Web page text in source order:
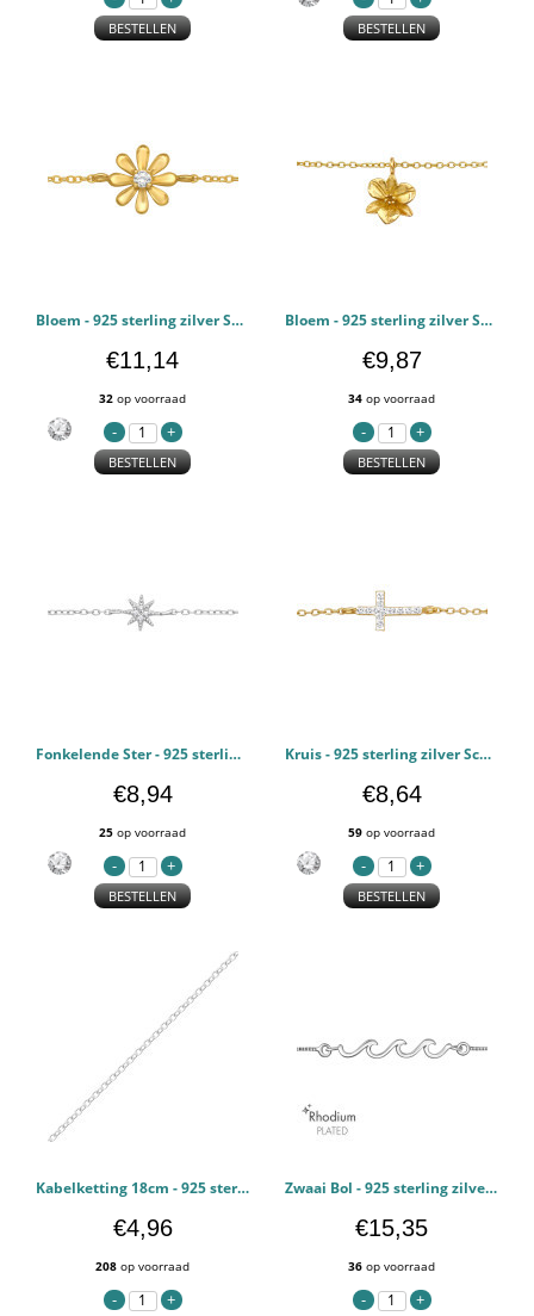
BESTELLEN BESTELLEN
Bloem - 925 sterling zilver Schakelarmbanden PCJW49743
€11,14
32 op voorraad
BESTELLEN
Bloem - 925 sterling zilver Schakelarmbanden PCJW49353
€9,87
34 op voorraad
BESTELLEN
Fonkelende Ster - 925 sterling zilver Schakelarmbanden PCJW49095
€8,94
25 op voorraad
BESTELLEN
Kruis - 925 sterling zilver Schakelarmbanden PCJW49094
€8,64
59 op voorraad
BESTELLEN
Kabelketting 18cm - 925 sterling zilver Schakelarmbanden PCJW48682
€4,96
208 op voorraad
Zwaai Bol - 925 sterling zilver Schakelarmbanden PCJW46797
€15,35
36 op voorraad